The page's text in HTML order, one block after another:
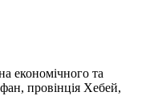
економічного та
провінція Хебей,